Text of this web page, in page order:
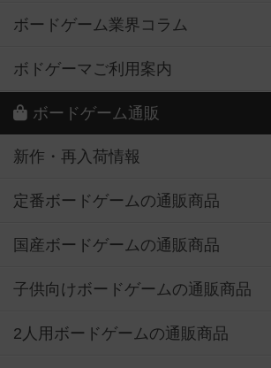
ボードゲーム業界コラム
ボドゲーマご利用案内
ボードゲーム通販
新作・再入荷情報
定番ボードゲームの通販商品
国産ボードゲームの通販商品
子供向けボードゲームの通販商品
2人用ボードゲームの通販商品